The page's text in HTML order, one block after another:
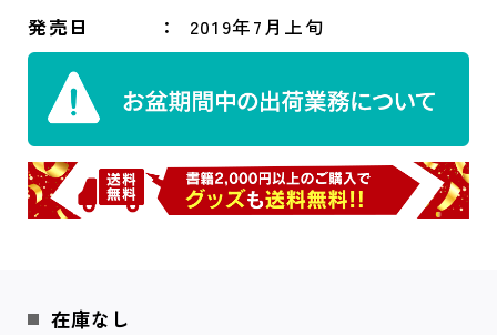
発売日 2019年7月上旬
在庫なし